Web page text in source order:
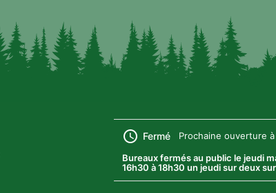
Fermé
Prochaine ouverture
Bureaux fermés au public le jeudi
16h30 à 18h30 un jeudi sur deux